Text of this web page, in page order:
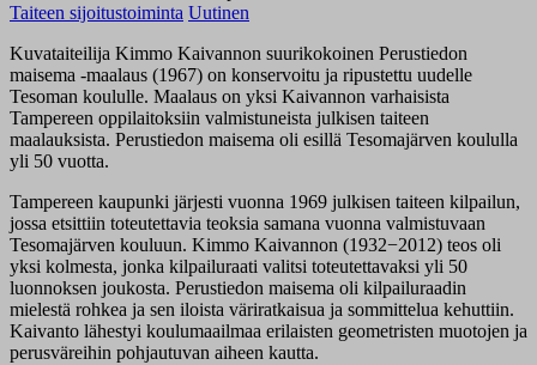
Taiteen sijoitustoiminta Uutinen
Kuvataiteilija Kimmo Kaivannon suurikokoinen Perustiedon
maisema -maalaus (1967) on konservoitu ja ripustettu uudelle
Tesoman koululle. Maalaus on yksi Kaivannon varhaisista
Tampereen oppilaitoksiin valmistuneista julkisen taiteen
maalauksista. Perustiedon maisema oli esillä Tesomajärven koululla
yli 50 vuotta.
Tampereen kaupunki järjesti vuonna 1969 julkisen taiteen kilpailun,
jossa etsittiin toteutettavia teoksia samana vuonna valmistuvaan
Tesomajärven kouluun. Kimmo Kaivannon (1932−2012) teos oli
yksi kolmesta, jonka kilpailuraati valitsi toteutettavaksi yli 50
luonnoksen joukosta. Perustiedon maisema oli kilpailuraadin
mielestä rohkea ja sen iloista väriratkaisua ja sommittelua kehuttiin.
Kaivanto lähestyi koulumaailmaa erilaisten geometristen muotojen ja
perusväreihin pohjautuvan aiheen kautta.